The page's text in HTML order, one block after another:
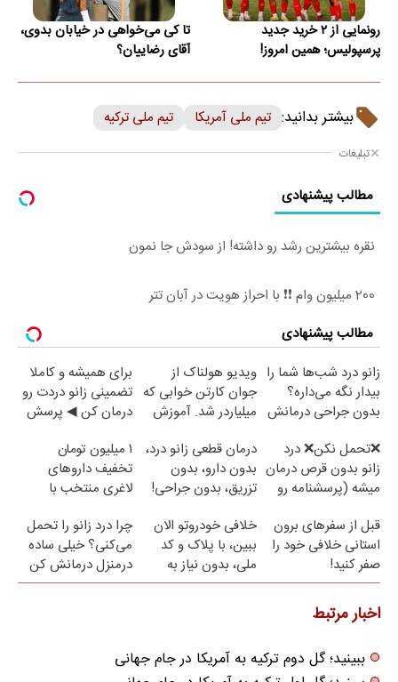
رونمایی از ۲ خرید جدید
پرسپولیس؛ همین امروز!
تا کی می‌خواهی در خیابان بدوی،
آقای رضاییان؟
بیشتر بدانید: تیم ملی آمریکا تیم ملی ترکیه
تبلیغات
مطالب پیشنهادی
نقره بیشترین رشد رو داشته! از سودش جا نمون
200 میلیون وام ❗❗ با احراز هویت در آبان تتر
مطالب پیشنهادی
زانو درد شب‌ها شما را
بیدار نگه می‌داره؟
بدون جراحی درمانش
ویدیو هولناک از
جوان کارتن خوابی که
میلیاردر شد. آموزش
برای همیشه و کاملا
تضمینی زانو دردت رو
درمان کن ◀ پرسش
❌تحمل نکن❌ درد
زانو بدون قرص درمان
میشه (پرسشنامه رو
درمان قطعی زانو درد،
بدون دارو، بدون
تزریق، بدون جراحی!
۱ میلیون تومان
تخفیف داروهای
لاغری منتخب با
نزدیکت
قبل از سفرهای برون
استانی خلافی خود را
صفر کنید!
خلافی خودروتو الان
ببین، با پلاک و کد
ملی، بدون نیاز به
مراجعه حضوری
چرا درد زانو را تحمل
می‌کنی؟ خیلی ساده
درمنزل درمانش کن
اخبار مرتبط
ببینید؛ گل دوم ترکیه به آمریکا در جام جهانی